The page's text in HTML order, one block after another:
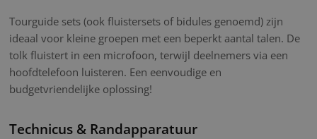
Tourguide sets (ook fluistersets of bidules genoemd) zijn
ideaal voor kleine groepen met een beperkt aantal talen. De
tolk fluistert in een microfoon, terwijl deelnemers via een
hoofdtelefoon luisteren. Een eenvoudige en
budgetvriendelijke oplossing!
Technicus & Randapparatuur